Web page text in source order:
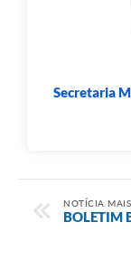
Secretaria
NOTÍCIA
BOLETIM